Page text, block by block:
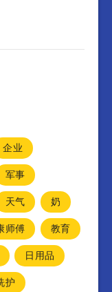
企业
军事
天气
奶
师傅
教育
日用品
护